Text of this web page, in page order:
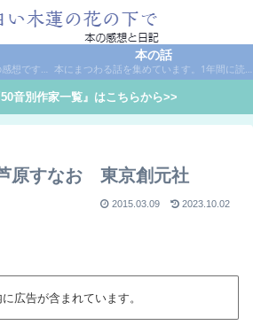
読んだ本の感想です。読んだ本の感想です。本は作家名で50音別に分類しています。
本の話
本にまつわる話を集めています。1年間に読んだ本の総括や、本に関する話題など。
音別作家一覧』はこちらから>>
原すなお 東京創元社
2015.03.09 2023.10.02
広告が含まれています。